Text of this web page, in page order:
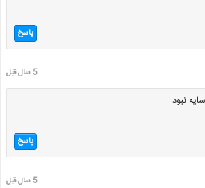
پاسخ
5 سال قبل
نبود
پاسخ
5 سال قبل